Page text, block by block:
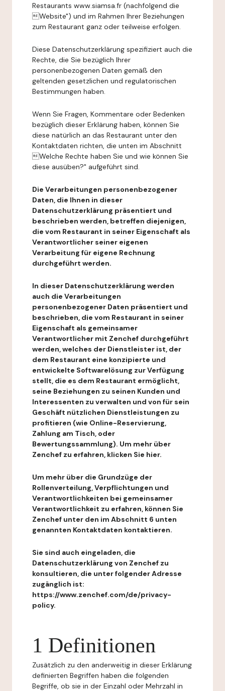
Restaurants www.siamsa.fr (nachfolgend die
Website") und im Rahmen Ihrer Beziehungen
zum Restaurant ganz oder teilweise erfolgen.
Diese Datenschutzerklärung spezifiziert auch die
Rechte, die Sie bezüglich Ihrer
personenbezogenen Daten gemäß den
geltenden gesetzlichen und regulatorischen
Bestimmungen haben.
Wenn Sie Fragen, Kommentare oder Bedenken
bezüglich dieser Erklärung haben, können Sie
diese natürlich an das Restaurant unter den
Kontaktdaten richten, die unten im Abschnitt
Welche Rechte haben Sie und wie können Sie
diese ausüben?" aufgeführt sind.
Die Verarbeitungen personenbezogener
Daten, die Ihnen in dieser
Datenschutzerklärung präsentiert und
beschrieben werden, betreffen diejenigen,
die vom Restaurant in seiner Eigenschaft als
Verantwortlicher seiner eigenen
Verarbeitung für eigene Rechnung
durchgeführt werden.
In dieser Datenschutzerklärung werden
auch die Verarbeitungen
personenbezogener Daten präsentiert und
beschrieben, die vom Restaurant in seiner
Eigenschaft als gemeinsamer
Verantwortlicher mit Zenchef durchgeführt
werden, welches der Dienstleister ist, der
dem Restaurant eine konzipierte und
entwickelte Softwarelösung zur Verfügung
stellt, die es dem Restaurant ermöglicht,
seine Beziehungen zu seinen Kunden und
Interessenten zu verwalten und von für sein
Geschäft nützlichen Dienstleistungen zu
profitieren (wie Online-Reservierung,
Zahlung am Tisch, oder
Bewertungssammlung). Um mehr über
Zenchef zu erfahren, klicken Sie hier.
Um mehr über die Grundzüge der
Rollenverteilung, Verpflichtungen und
Verantwortlichkeiten bei gemeinsamer
Verantwortlichkeit zu erfahren, können Sie
Zenchef unter den im Abschnitt 6 unten
genannten Kontaktdaten kontaktieren.
Sie sind auch eingeladen, die
Datenschutzerklärung von Zenchef zu
konsultieren, die unter folgender Adresse
zugänglich ist:
https://www.zenchef.com/de/privacy-
policy.
1 Definitionen
Zusätzlich zu den anderweitig in dieser Erklärung
definierten Begriffen haben die folgenden
Begriffe, ob sie in der Einzahl oder Mehrzahl in